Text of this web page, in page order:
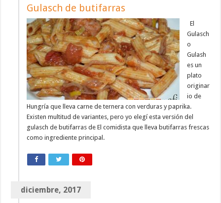
Gulasch de butifarras
El
Gulasch
o
Gulash
es un
plato
originar
io de
Hungría que lleva carne de ternera con verduras y paprika.
Existen multitud de variantes, pero yo elegí esta versión del
gulasch de butifarras de El comidista que lleva butifarras frescas
como ingrediente principal.
diciembre, 2017